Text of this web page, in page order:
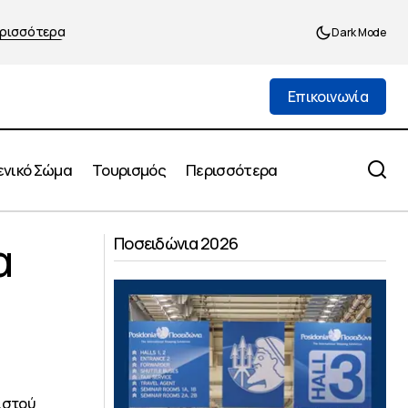
Dark Mode
Επικοινωνία
Σώμα Τουρισμός Περισσότερα
αναβάθμισης στα σχολεία ενόψει της
νέας σχολικής χρονιάς
Ποσειδώνια 2026